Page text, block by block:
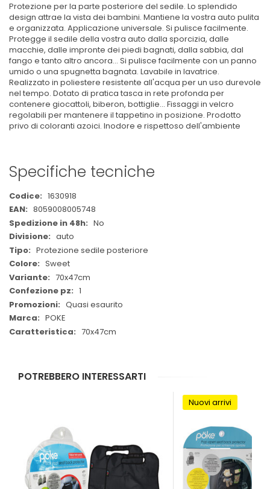
Protezione per la parte posteriore del sedile. Lo splendido
design attrae la vista dei bambini. Mantiene la vostra auto pulita
e organizzata. Applicazione universale. Si pulisce facilmente.
Protegge il sedile della vostra auto dalla sporcizia, dalle
macchie, dalle impronte dei piedi bagnati, dalla sabbia, dal
fango e tanto altro ancora... Si pulisce facilmente con un panno
umido o una spugnetta bagnata. Lavabile in lavatrice.
Realizzato in poliestere resistente all'acqua per un uso durevole
nel tempo. Dotato di pratica tasca in rete profonda per
contenere giocattoli, biberon, bottiglie... Fissaggi in velcro
regolabili per mantenere il tappetino in posizione. Prodotto
privo di coloranti azoici. Inodore e rispettoso dell'ambiente
Specifiche tecniche
Maggiori
Informazioni
1630918
8059008005748
No
auto
Protezione sedile posteriore
Sweet
70x47cm
1
Quasi esaurito
POKE
70x47cm
POTREBBERO INTERESSARTI
Nuovi arrivi